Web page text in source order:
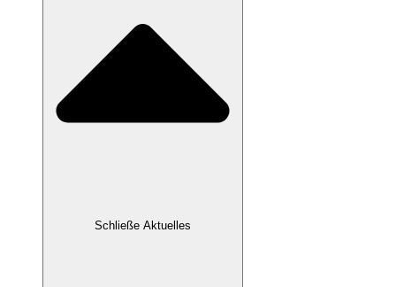
Schließe Aktuelles